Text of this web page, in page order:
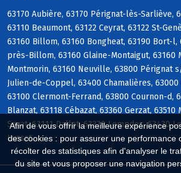
Afin de vous offrir la meilleure expérience
des cookies : pour assurer une performance
récolter des statistiques afin d'analyser le
du site et vous proposer une navigation
63170 Aubière, 63170 Pérignat-lès-Sarliève,
63110 Beaumont, 63122 Ceyrat, 63122 St-
63160 Billom, 63160 Bongheat, 63190 Bort-l,
près-Billom, 63160 Glaine-Montaigut, 63160
Montmorin, 63160 Neuville, 63800 Pérignat
Julien-de-Coppel, 63400 Chamalières,
63100 Clermont-Ferrand, 63800 Cournon-d,
Blanzat, 63118 Cébazat, 63360 Gerzat, 63510
Sayat, 63111 Dallet, 63370 Lempdes, 63430
Lussat